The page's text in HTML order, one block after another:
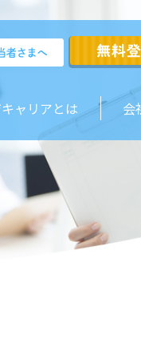
ャリアとは 会